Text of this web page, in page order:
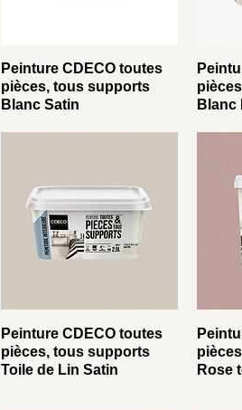
Peinture CDECO toutes
pièces, tous supports
Blanc Satin
Blanc
Peinture CDECO toutes
pièces, tous supports
Toile de Lin Satin
Rose